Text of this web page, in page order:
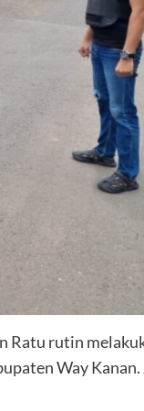
Ratu rutin
Way Kanan.